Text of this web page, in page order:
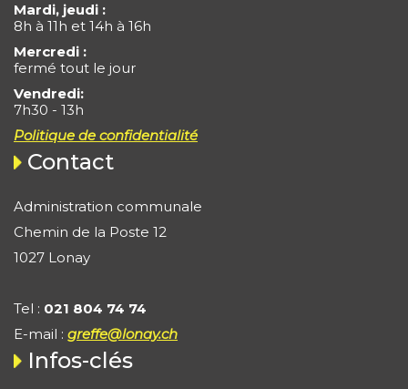
Mardi, jeudi :
8h à 11h et 14h à 16h
Mercredi :
fermé tout le jour
Vendredi:
7h30 - 13h
Politique de confidentialité
Contact
Administration communale
Chemin de la Poste 12
1027 Lonay
Tel : 021 804 74 74
E-mail : greffe@lonay.ch
Infos-clés